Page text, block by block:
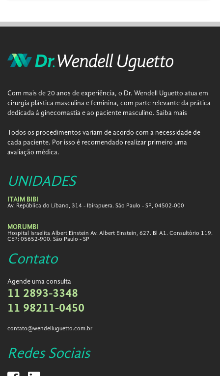
Com mais de 20 anos de experiência, o Dr. Wendell Uguetto atua em
cirurgia plástica masculina e feminina, com parte relevante da prática
dedicada à ginecomastia e ao paciente masculino. Saiba mais
Todos os procedimentos variam de acordo com a necessidade de
cada paciente. Por isso é recomendado realizar primeiro uma
avaliação médica.
UNIDADES
ITAIM BIBI
Av. República do Líbano, 314 - Ibirapuera. São Paulo - SP, 04502-000
MORUMBI
Hospital Israelita Albert Einstein Av. Albert Einstein, 627. Bl A1. Consultório 119.
CEP: 05652-900. São Paulo - SP
Contato
Agende uma consulta
11 2893-3348
11 98211-0450
contato@wendelluguetto.com.br
Redes Sociais